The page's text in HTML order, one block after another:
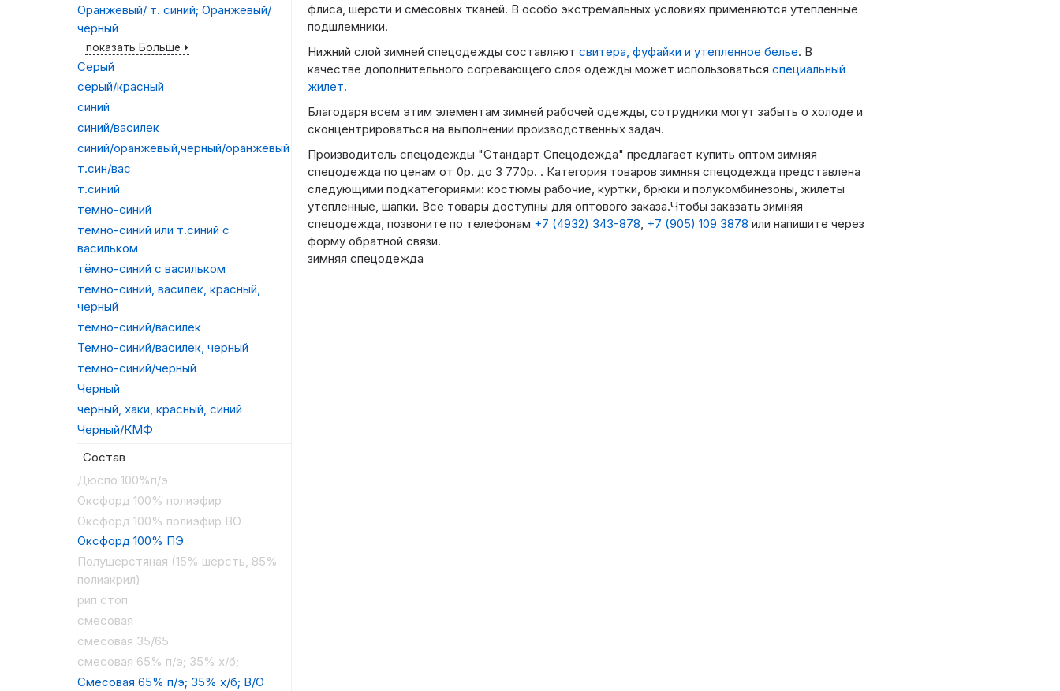
Оранжевый/ т. синий; Оранжевый/
черный
показать Больше
Серый
серый/красный
синий
синий/василек
синий/оранжевый,черный/оранжевый
т.син/вас
т.синий
темно-синий
тёмно-синий или т.синий с
васильком
тёмно-синий с васильком
темно-синий, василек, красный,
черный
тёмно-синий/василёк
Темно-синий/василек, черный
тёмно-синий/черный
Черный
черный, хаки, красный, синий
Черный/КМФ
Состав
Дюспо 100%п/э
Оксфорд 100% полиэфир
Оксфорд 100% полиэфир ВО
Оксфорд 100% ПЭ
Полушерстяная (15% шерсть, 85%
полиакрил)
рип стоп
смесовая
смесовая 35/65
смесовая 65% п/э; 35% х/б;
Смесовая 65% п/э; 35% х/б; В/О
флиса, шерсти и смесовых тканей. В особо экстремальных условиях применяются утепленные
подшлемники.
Нижний слой зимней спецодежды составляют свитера, фуфайки и утепленное белье. В
качестве дополнительного согревающего слоя одежды может использоваться специальный
жилет.
Благодаря всем этим элементам зимней рабочей одежды, сотрудники могут забыть о холоде и
сконцентрироваться на выполнении производственных задач.
Производитель спецодежды "Стандарт Спецодежда" предлагает купить оптом зимняя
спецодежда по ценам от 0р. до 3 770р. . Категория товаров зимняя спецодежда представлена
следующими подкатегориями: костюмы рабочие, куртки, брюки и полукомбинезоны, жилеты
утепленные, шапки. Все товары доступны для оптового заказа.Чтобы заказать зимняя
спецодежда, позвоните по телефонам +7 (4932) 343-878 +7 (905) 109 3878 или напишите через
форму обратной связи.
зимняя спецодежда